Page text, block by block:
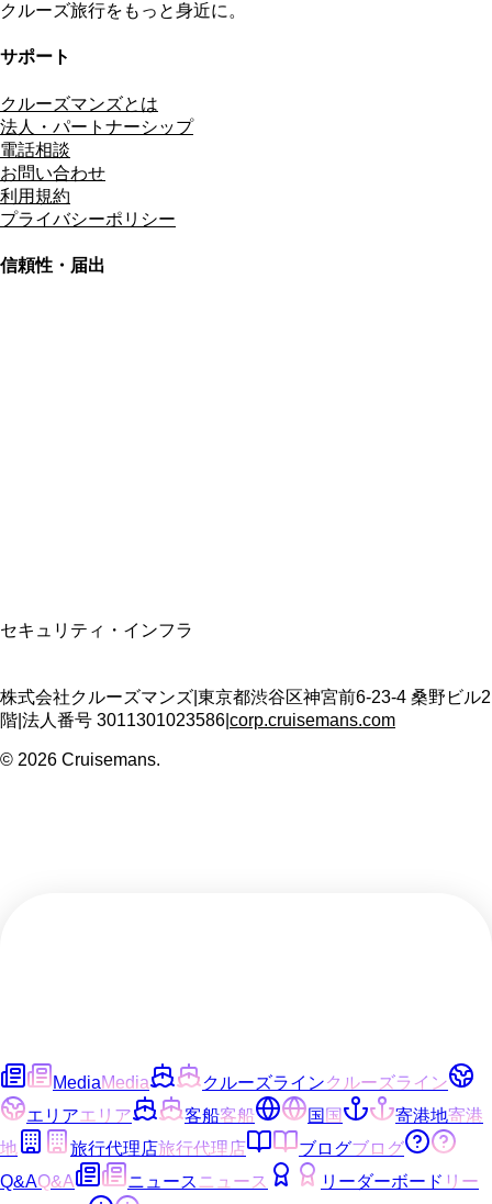
クルーズ旅行をもっと身近に。
サポート
クルーズマンズとは
法人・パートナーシップ
電話相談
お問い合わせ
利用規約
プライバシーポリシー
信頼性・届出
セキュリティ・インフラ
株式会社クルーズマンズ 東京都渋谷区神宮前6-23-4 桑野ビル2
階 法人番号 3011301023586 corp.cruisemans.com
© 2026 Cruisemans.
MediaMedia クルーズラインクルーズライン
エリアエリア 客船客船 国国 寄港地寄港
地
旅行代理店旅行代理店 ブログブログ
Q&AQ&A ニュース ニュース リーダーボード リー